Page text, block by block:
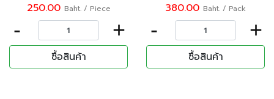
250.00 Baht. / Piece
- +
ซื้อสินค้า
380.00 Baht. / Pack
- +
ซื้อสินค้า